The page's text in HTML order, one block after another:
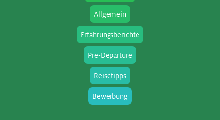
Allgemein
Erfahrungsberichte
Pre-Departure
Reisetipps
Bewerbung